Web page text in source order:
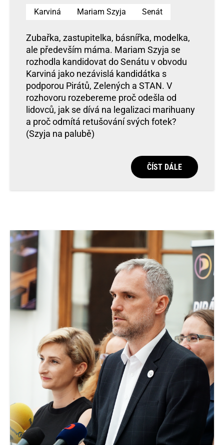
Karviná Mariam Szyja Senát
Zubařka, zastupitelka, básnířka, modelka,
ale především máma. Mariam Szyja se
rozhodla kandidovat do Senátu v obvodu
Karviná jako nezávislá kandidátka s
podporou Pirátů, Zelených a STAN. V
rozhovoru rozebereme proč odešla od
lidovců, jak se dívá na legalizaci marihuany
a proč odmítá retušování svých fotek?
(Szyja na palubě)
ČÍST DÁLE